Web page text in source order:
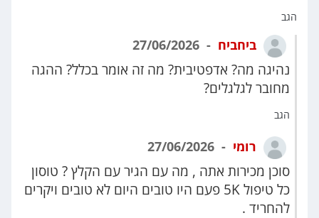
הגב
ביחביח
נהיגה מה? אדפטיבית? מה זה אומר בכלל? ההגה
מחובר לגלגלים?
הגב
רומי
סוכן מכירות אתה , מה עם הגיר עם הקלץ ? טוסון
כל טיפול 5K פעם היו טובים היום לא טובים ויקרים
להחריד .